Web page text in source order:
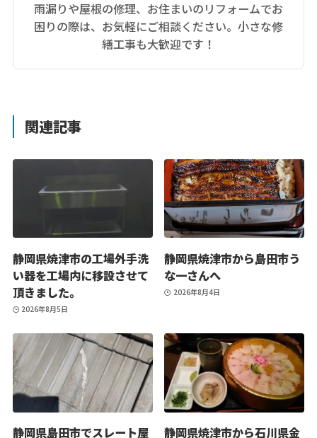
雨漏りや屋根の修理、お住まいのリフォームでお
困りの際は、お気軽にご相談ください。小さな修
繕工事も大歓迎です！
関連記事
静岡県焼津市の工場外手洗
い器を工場内に移設させて
頂きました。
2026年8月5日
静岡県焼津市から島田市う
な一さんへ
2026年8月4日
静岡県島田市でスレート屋 静岡県焼津市から石川県金